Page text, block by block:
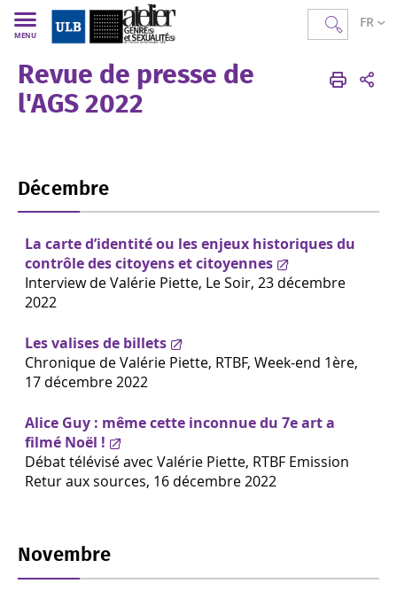
FR
MENU
AGS FR Médias Presse et audiovisuel
Revue de presse de
l'AGS 2022
Décembre
La carte d’identité ou les enjeux historiques du
contrôle des citoyens et citoyennes
Interview de Valérie Piette, Le Soir, 23 décembre
2022
Les valises de billets
Chronique de Valérie Piette, RTBF, Week-end 1ère,
17 décembre 2022
Alice Guy : même cette inconnue du 7e art a
filmé Noël !
Débat télévisé avec Valérie Piette, RTBF Emission
Retur aux sources, 16 décembre 2022
Novembre